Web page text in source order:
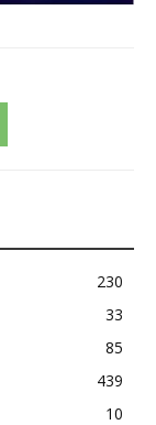
230
33
85
439
10